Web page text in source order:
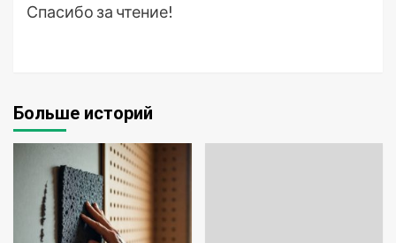
Спасибо за чтение!
Больше историй